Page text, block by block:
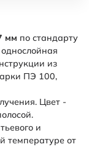
мм по стандарту
из
ПЭ 100,
Цвет -
и
температуре от